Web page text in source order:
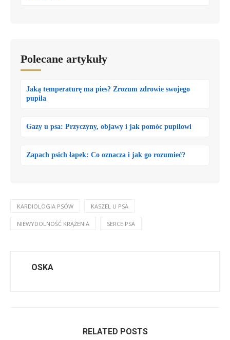
Polecane artykuły
Jaką temperaturę ma pies? Zrozum zdrowie swojego
pupila
Gazy u psa: Przyczyny, objawy i jak pomóc pupilowi
Zapach psich łapek: Co oznacza i jak go rozumieć?
KARDIOLOGIA PSÓW KASZEL U PSA
NIEWYDOLNOŚĆ KRĄŻENIA SERCE PSA
OSKA
RELATED POSTS